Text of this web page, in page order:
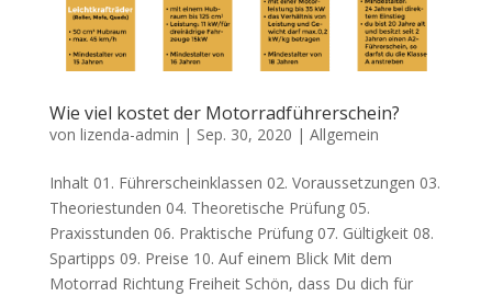
Wie viel kostet der Motorradführerschein?
von lizenda-admin | Sep. 30, 2020 | Allgemein
Inhalt 01. Führerscheinklassen 02. Voraussetzungen 03.
Theoriestunden 04. Theoretische Prüfung 05.
Praxisstunden 06. Praktische Prüfung 07. Gültigkeit 08.
Spartipps 09. Preise 10. Auf einem Blick Mit dem
Motorrad Richtung Freiheit Schön, dass Du dich für